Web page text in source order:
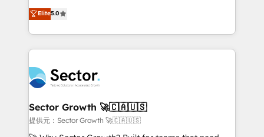
Oferecemos ainda agentes de IA especializados em
HubSpot que automatizam tarefas executam rotinas
empresas em 13 países utilizam a Nexforce. Somos
a maior parceira da HubSpot na América Latina e
líder no ranking global de sucesso do cliente da
HubSpot.
one of HubSpot's most experienced and technically
capable Agency Partners globally. We specialise in
complex CRM migrations, implementations,
integrations, custom CMS portal development,
businesses. Our teams are based in North America
and APAC. We are HubSpot's top-ranked Advanced
Implementation Certified Partner and we contribute
to their advisory council. We strive to do 'good work
with good people' and have worked with incredible
Elite5.0
Sector Growth 🚀🇨🇦🇺🇸
提供元：Sector Growth 🚀🇨🇦🇺🇸